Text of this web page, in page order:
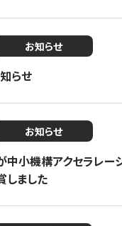
お知らせ
らせ
お知らせ
中小機構アクセラレー
しました